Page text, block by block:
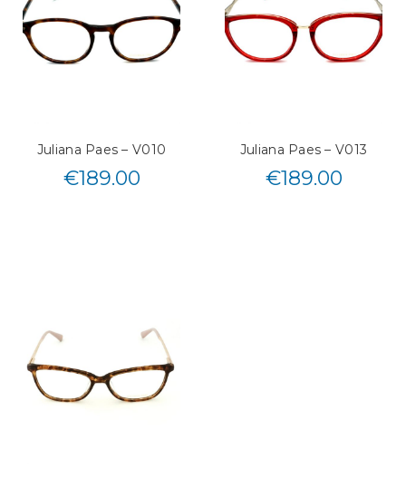
Juliana Paes – V010
€189.00
Juliana Paes – V013
€189.00